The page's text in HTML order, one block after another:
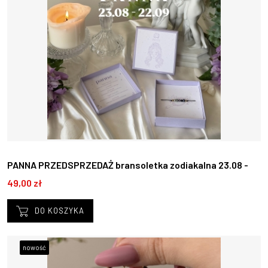
PANNA PRZEDSPRZEDAŻ bransoletka zodiakalna 23.08 -
22.09
49,00 zł
DO KOSZYKA
nowość